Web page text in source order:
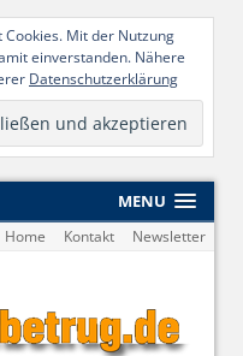
Mit der Nutzung
einverstanden. Nähere
Datenschutzerklärung
MENU
Home Kontakt Newsletter